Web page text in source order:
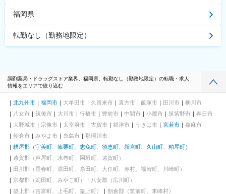
福岡県
転勤なし（勤務地限定）
調剤薬局・ドラッグストア業界、福岡県、転勤なし（勤務地限定）の転職・求人
情報をエリアで絞り込む
北九州市 福岡市 大牟田市 久留米市 直方市 飯塚市 田川市
柳川市
八女市
筑後市 大川市 行橋市 豊前市 中間市 小郡市 筑紫野市
春日市
大野城市
宗像市 太宰府市 古賀市 福津市 うきは市 宮若市
嘉麻市
朝倉市
みやま市 糸島市
那珂川市
糟屋郡（宇美町、篠栗町、志免町、須恵町、新宮町、久山町、粕屋町）
遠賀郡（芦屋町、水巻町、岡垣町、遠賀町）
田川郡（香春町、添田町、糸田町、大任町、赤村、福智町、川崎町）
京都郡（苅田町、みやこ町）
八女郡（広川町）
築上郡（吉富町、上毛町、築上町）
朝倉郡（筑前町、東峰村）